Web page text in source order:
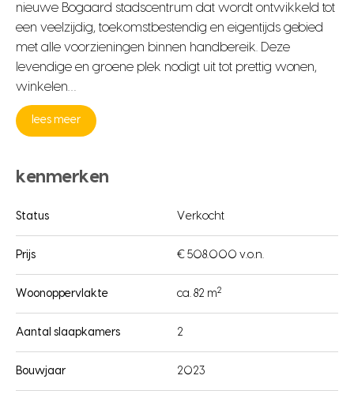
nieuwe Bogaard stadscentrum dat wordt ontwikkeld tot
een veelzijdig, toekomstbestendig en eigentijds gebied
met alle voorzieningen binnen handbereik. Deze
levendige en groene plek nodigt uit tot prettig wonen,
winkelen…
lees meer
kenmerken
Status Verkocht
Prijs € 508.000 v.o.n.
Woonoppervlakte ca. 82 m2
Aantal slaapkamers 2
Bouwjaar 2023